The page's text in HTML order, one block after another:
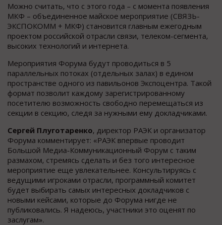
Можно считать, что с этого года – с момента появления
МКФ – объединенное майское мероприятие (СВЯЗЬ-
ЭКСПОКОММ + МКФ) становится главным ежегодным
проектом российской отрасли связи, телеком-сегмента,
высоких технологий и интернета.
Мероприятия Форума будут проводиться в 5
параллельных потоках (отдельных залах) в едином
пространстве одного из павильонов Экспоцентра. Такой
формат позволит каждому зарегистрированному
посетителю возможность свободно перемещаться из
секции в секцию, следя за нужными ему докладчиками.
Сергей Плуготаренко, директор РАЭК и организатор
Форума комментирует: «РАЭК впервые проводит
Большой Медиа-Коммуникационный Форум с таким
размахом, стремясь сделать и без того интересное
мероприятие еще увлекательнее. Консультируясь с
ведущими игроками отрасли, программный комитет
будет выбирать самых интересных докладчиков с
новыми кейсами, которые до Форума нигде не
публиковались. Я надеюсь, участники это оценят по
заслугам».